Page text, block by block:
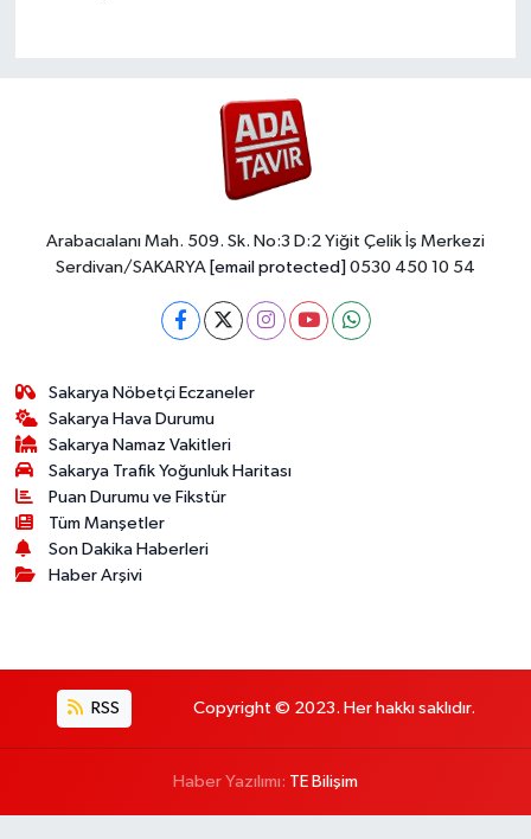
Arabacıalanı Mah. 509. Sk. No:3 D:2 Yiğit Çelik İş Merkezi
Serdivan/SAKARYA [email protected] 0530 450 10 54
Sakarya Nöbetçi Eczaneler
Sakarya Hava Durumu
Sakarya Namaz Vakitleri
Sakarya Trafik Yoğunluk Haritası
Puan Durumu ve Fikstür
Tüm Manşetler
Son Dakika Haberleri
Haber Arşivi
RSS Copyright © 2023. Her hakkı saklıdır.
Haber Yazılımı: TE Bilişim